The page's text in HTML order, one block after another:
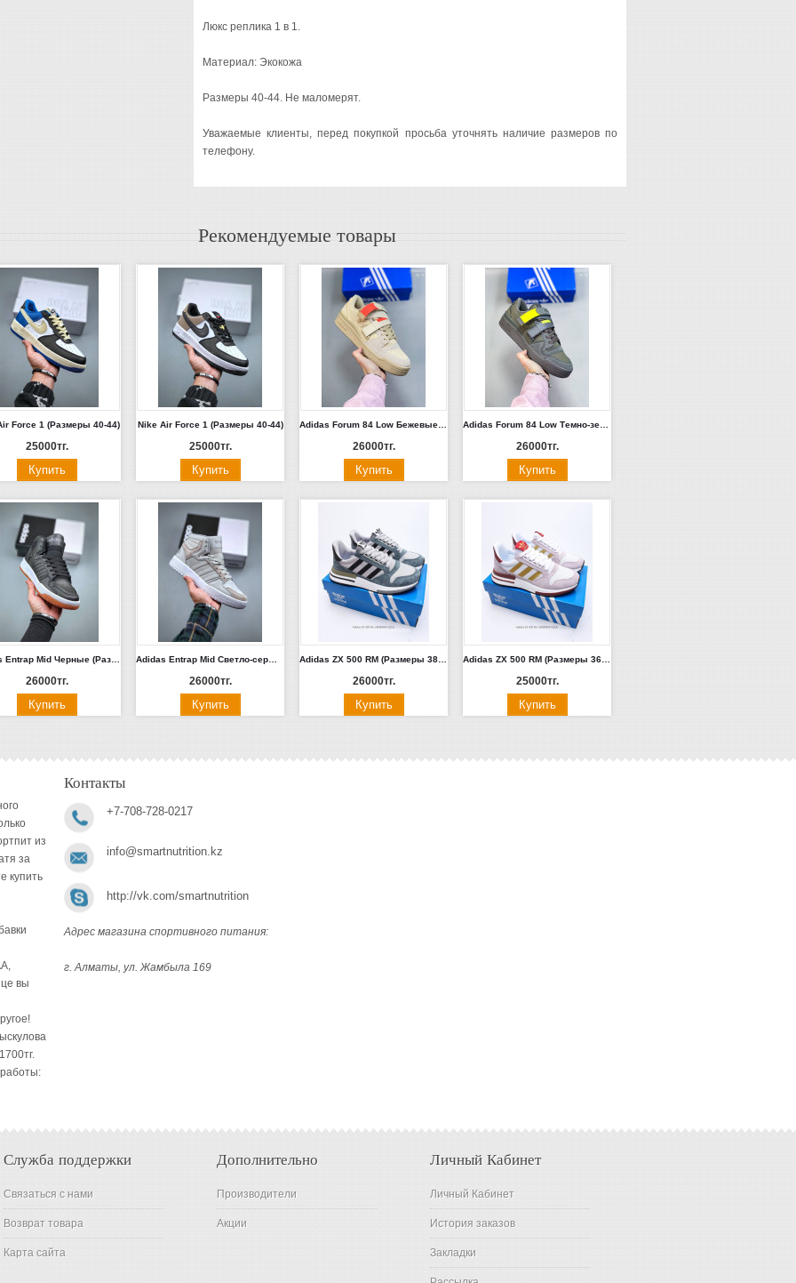
Люкс реплика 1 в 1.
Материал: Экокожа
Размеры 40-44. Не маломерят.
Уважаемые клиенты, перед покупкой просьба уточнять наличие размеров по
телефону.
Рекомендуемые товары
Force 1 (Размеры 40-44)
25000тг.
Nike Air Force 1 (Размеры 40-44)
25000тг. 26000тг. 26000тг.
26000тг. 26000тг. 26000тг. 25000тг.
из
за
купить
вы
Контакты
+7-708-728-0217
info@smartnutrition.kz
http://vk.com/smartnutrition
Адрес магазина спортивного питания:
г. Алматы, ул. Жамбыла 169
Служба поддержки
Связаться с нами
Возврат товара
Карта сайта
Дополнительно
Производители
Акции
Личный Кабинет
Личный Кабинет
История заказов
Закладки